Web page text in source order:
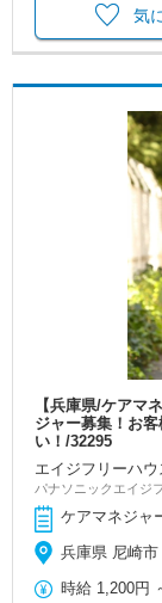
気
【兵庫県/ケアマ
ジャー募集！お
い！/32295
エイジフリーハウ
パナソニックエイジ
ケアマネジャ
兵庫県 尼崎
時給 1,200円